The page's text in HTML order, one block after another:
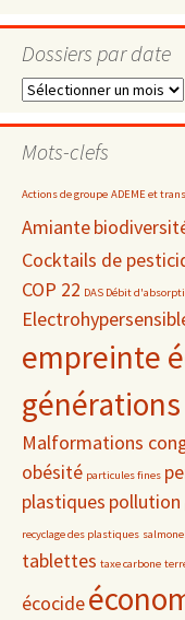
Dossiers par date
Dossiers
date
Mots-clefs
Actions de groupe ADEME et
Amiante
Cocktails de
COP 22 DAS Débit
empreinte
Malformations
obésité particules fines
plastiques pollution
recyclage des plastiques
tablettes taxe carbone
écocide